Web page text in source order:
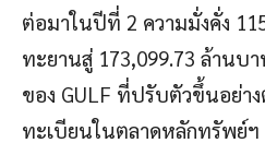
ต่อมาในปีที่ 2 ความมั่งคั่ง
ทะยานสู่ 173,099.73 ล้านบ
ของ GULF ที่ปรับตัวขึ้นอย่า
ทะเบียนในตลาดหลักทรัพย์ฯ